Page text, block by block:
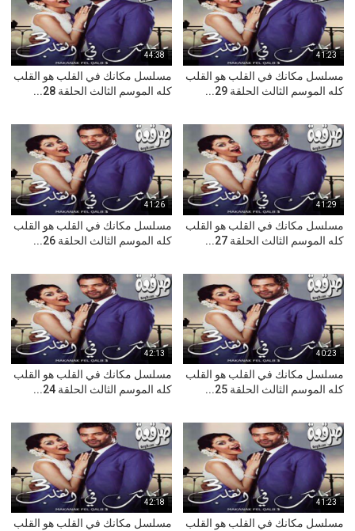
41:23
مسلسل مكانك في القلب هو القلب
كله الموسم الثالث الحلقة 29...
44:38
مسلسل مكانك في القلب هو القلب
كله الموسم الثالث الحلقة 28...
41:29
مسلسل مكانك في القلب هو القلب
كله الموسم الثالث الحلقة 27...
41:26
مسلسل مكانك في القلب هو القلب
كله الموسم الثالث الحلقة 26...
40:23
مسلسل مكانك في القلب هو القلب
كله الموسم الثالث الحلقة 25...
42:13
مسلسل مكانك في القلب هو القلب
كله الموسم الثالث الحلقة 24...
41:23
مسلسل مكانك في القلب هو القلب
42:18
مسلسل مكانك في القلب هو القلب